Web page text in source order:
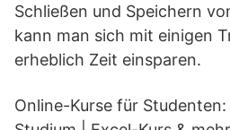
Schließen und Speichern
kann man sich mit einigen
erheblich Zeit einsparen.
Online-Kurse für